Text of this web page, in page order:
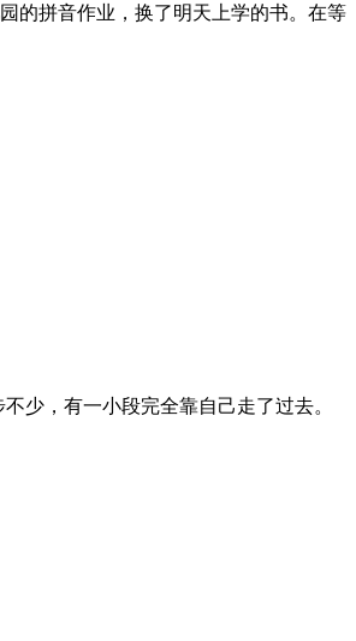
的拼音作业，换了明天上学的书。在等
少，有一小段完全靠自己走了过去。